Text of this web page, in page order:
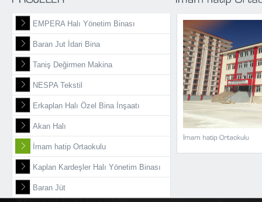
EMPERA Halı Yönetim Binası
Baran Jut İdari Bina
Taniş Değirmen Makina
NESPA Tekstil
Erkaplan Halı Özel Bina İnşaatı
Akan Halı
İmam hatip Ortaokulu
Kaplan Kardeşler Halı Yönetim Binası
Baran Jüt